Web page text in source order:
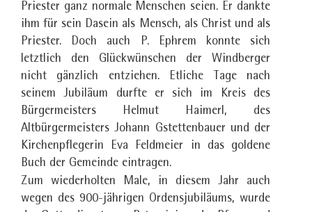
Priester ganz normale Menschen seien. Er dankte
ihm für sein Dasein als Mensch, als Christ und als
Priester. Doch auch P. Ephrem konnte sich
letztlich den Glückwünschen der Windberger
nicht gänzlich entziehen. Etliche Tage nach
seinem Jubiläum durfte er sich im Kreis des
Bürgermeisters Helmut Haimerl, des
Altbürgermeisters Johann Gstettenbauer und der
Kirchenpflegerin Eva Feldmeier in das goldene
Buch der Gemeinde eintragen.
Zum wiederholten Male, in diesem Jahr auch
wegen des 900-jährigen Ordensjubiläums, wurde